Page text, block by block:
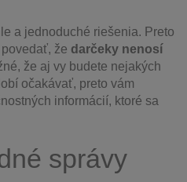
a jednoduché riešenia. Preto
že darčeky nenosí
že aj vy budete nejakých
očakávať, preto vám
informácií, ktoré sa
správy